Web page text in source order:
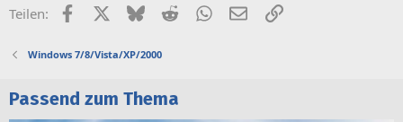
Teilen: FacebookX (Twitter)
BlueskyRedditWhatsApp
E-MailLink
Windows 7/8/Vista/XP/2000
Passend zum Thema